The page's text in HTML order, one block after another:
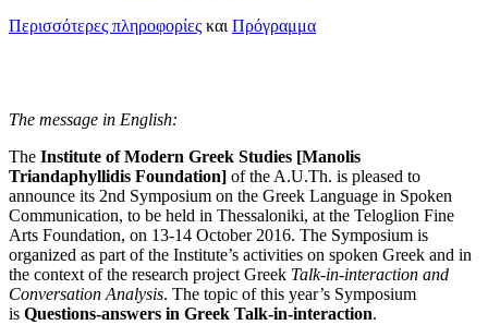
Περισσότερες πληροφορίες και Πρόγραμμα
The message in English:
The Institute of Modern Greek Studies [Manolis
Triandaphyllidis Foundation] of the A.U.Th. is pleased to
announce its 2nd Symposium on the Greek Language in Spoken
Communication, to be held in Thessaloniki, at the Teloglion Fine
Arts Foundation, on 13-14 October 2016. The Symposium is
organized as part of the Institute’s activities on spoken Greek and in
the context of the research project Greek Talk-in-interaction and
Conversation Analysis. The topic of this year’s Symposium
is Questions-answers in Greek Talk-in-interaction.